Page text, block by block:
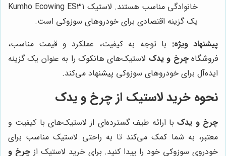
خانوادگی مناسب هستند. لاستیک Kumho Ecowing ES31
یک گزینه اقتصادی برای خودروهای سوزوکی است.
پیشنهاد ویژه: با توجه به کیفیت، عملکرد و قیمت مناسب،
فروشگاهچرخ و یدک لاستیک‌های هانکوک را به عنوان یک گزینه
ایده‌آل برای خودروهای سوزوکی پیشنهاد می‌کند.
نحوه خرید لاستیک ازچرخ و یدک
چرخ و یدکبا ارائه طیف گسترده‌ای از لاستیک‌های با کیفیت و
معتبر، به شما کمک می‌کند تا به راحتی لاستیک مناسب برای
خودروی سوزوکی خود را پیدا کنید. برای خرید لاستیک ازچرخ و